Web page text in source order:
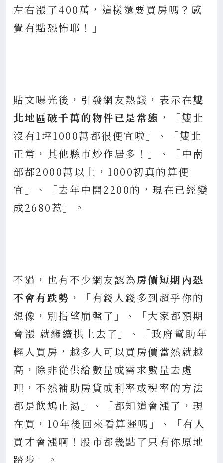
左右漲了400萬，這樣還要買房嗎？感
覺有點恐怖耶！」
貼文曝光後，引發網友熱議，表示在雙
北地區破千萬的物件已是常態 ，「雙北
沒有1坪1000萬都很便宜啦」、「雙北
正常，其他縣市炒作居多！」、「中南
部都2000萬以上，1000初真的算便
宜」、「去年中開2200的，現在已經變
成2680惹」。
不過，也有不少網友認為房價短期內恐
不會有跌勢 ，「有錢人錢多到超乎你的
想像，別指望崩盤了」、「大家都預期
會漲 就繼續拱上去了」、「政府幫助年
輕人買房，越多人可以買房價當然就越
高，除非從供給數量或需求數量去處
理，不然補助房貸或利率或稅率的方法
都是飲鴆止渴」、「都知道會漲了，現
在買，10年後回來看算遲嗎」、「有人
買才會漲啊！股市都幾點了只有你原地
踏步」。